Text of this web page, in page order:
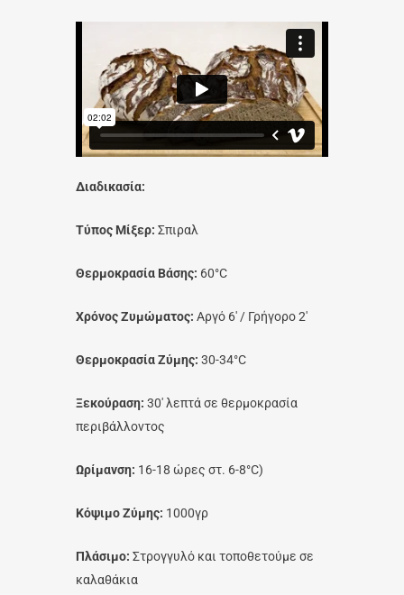
Διαδικασία:
Τύπος Μίξερ: Σπιραλ
Θερμοκρασία Βάσης: 60°C
Χρόνος Ζυμώματος: Αργό 6′ / Γρήγορο 2′
Θερμοκρασία Ζύμης: 30-34°C
Ξεκούραση: 30′ λεπτά σε θερμοκρασία
περιβάλλοντος
Ωρίμανση: 16-18 ώρες στ. 6-8°C)
Κόψιμο Ζύμης: 1000γρ
Πλάσιμο: Στρογγυλό και τοποθετούμε σε
καλαθάκια